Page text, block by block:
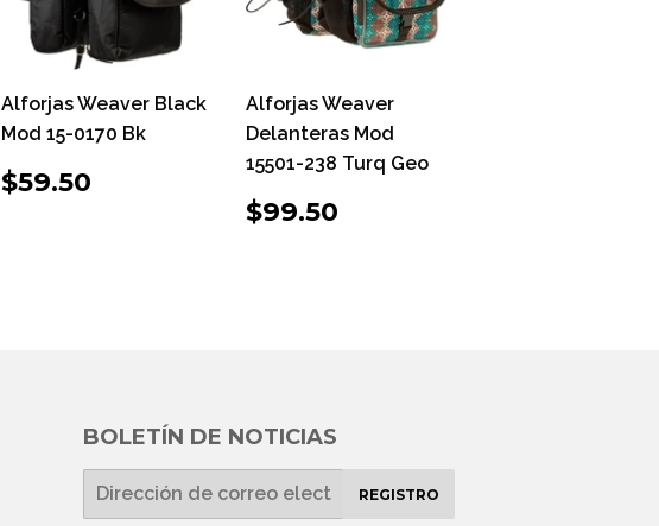
Alforjas Weaver Black
Mod 15-0170 Bk
PRECIO
HABITUAL
$59.50
Alforjas Weaver
Delanteras Mod
15501-238 Turq Geo
PRECIO
HABITUAL
$99.50
BOLETÍN DE NOTICIAS
E-
REGISTRO